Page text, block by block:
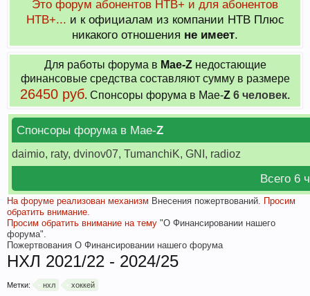
Это форум абонентов НТВ+ и для абонентов
НТВ+... и к официалам из компании НТВ Плюс
никакого отношения не имеет.
Для работы форума в Мае-Zнедостающие
финансовые средства составляют сумму в размере
26450 руб. Cпонсоры форума в Мае-Z 6 человек.
Спонсоры форума в Мае-Z
daimio, raty, dvinov07, TumanchiK, GNI, radioz
Всего 6
На форуме реализован механизм Внесения пожертвований. Просим
обратить внимание.
Просим обратить внимание на тему "О Финансировании нашего
форума".
Пожертвования О Финансировании нашего форума
НХЛ 2021/22 - 2024/25
Метки: нхл хоккей